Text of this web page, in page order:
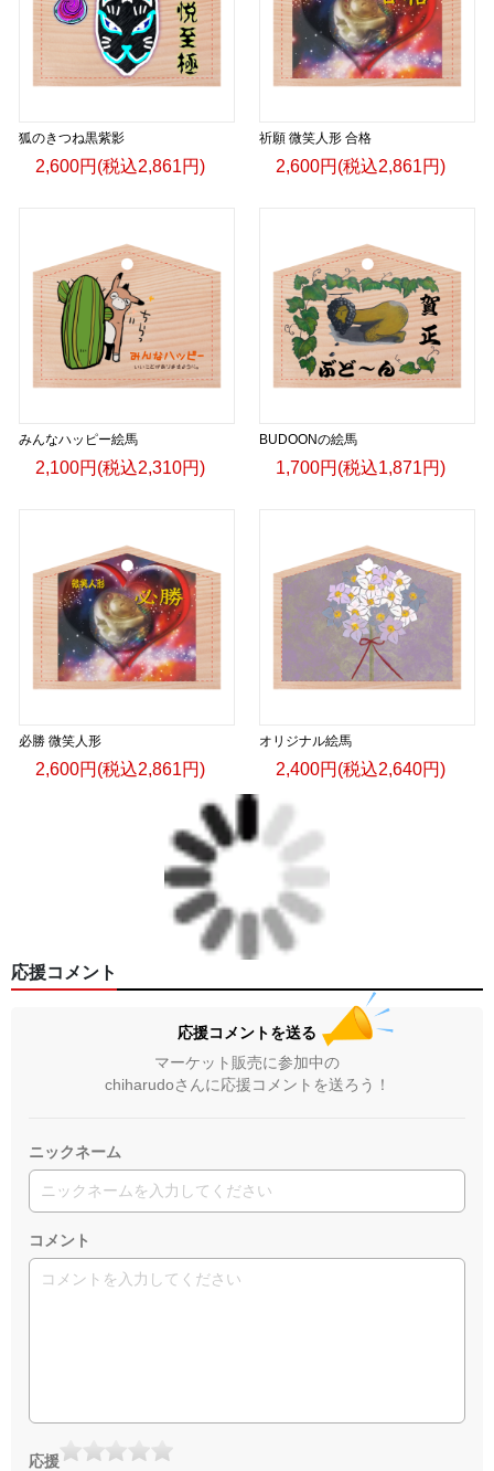
狐のきつね黒紫影
2,600円(税込2,861円)
祈願 微笑人形 合格
2,600円(税込2,861円)
みんなハッピー絵馬
2,100円(税込2,310円)
BUDOONの絵馬
1,700円(税込1,871円)
必勝 微笑人形
2,600円(税込2,861円)
オリジナル絵馬
2,400円(税込2,640円)
応援コメント
応援コメントを送る
マーケット販売に参加中の
chiharudoさんに応援コメントを送ろう！
ニックネーム
コメント
応援